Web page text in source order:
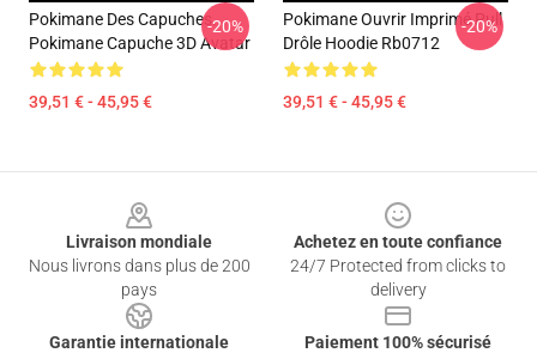
Pokimane Des Capuches...
Pokimane Capuche 3D Avatar
39,51 € - 45,95 €
-20%
Pokimane Ouvrir Imprimé Pull
Drôle Hoodie Rb0712
39,51 € - 45,95 €
-20%
Livraison mondiale
Nous livrons dans plus de 200
pays
Achetez en toute confiance
24/7 Protected from clicks to
delivery
Garantie internationale
Paiement 100% sécurisé